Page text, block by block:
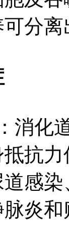
分
消化
抗
感
炎